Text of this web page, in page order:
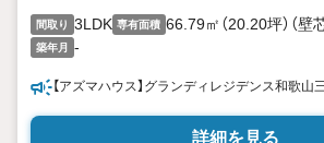
間取り 3LDK 専有面積 66.79㎡（20.20坪）（壁芯
築年月 -
【アズマハウス】グランディレジデンス和歌山
詳細を見る